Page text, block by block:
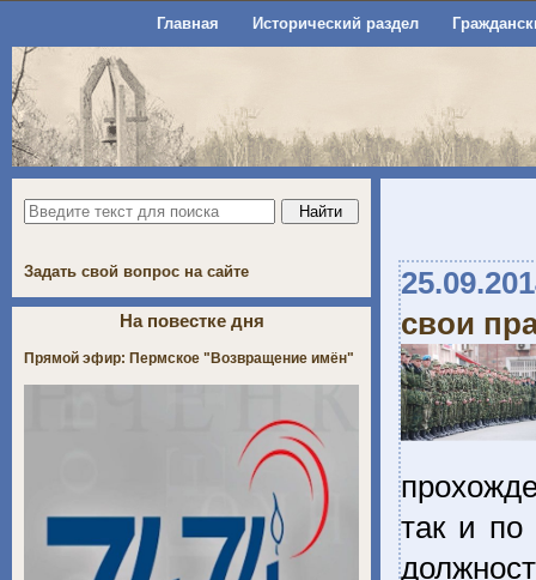
Главная Исторический раздел
свои
так и по
Задать свой вопрос на сайте
На повестке дня
Прямой эфир: Пермское "Возвращение имён"